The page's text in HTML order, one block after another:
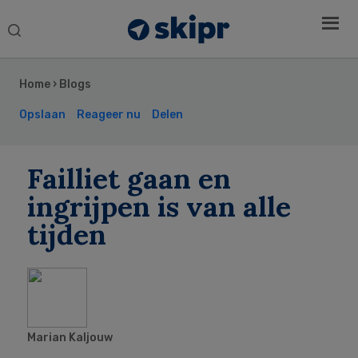
Search
Home › Blogs
Opslaan Reageer nu Delen
Failliet gaan en
ingrijpen is van alle
tijden
Marian Kaljouw
Sidebar